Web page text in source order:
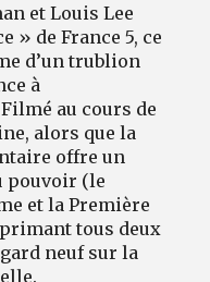
et Louis Lee
» de France 5, ce
d’un trublion
à
au cours de
alors que la
offre un
pouvoir (le
et la Première
tous deux
neuf sur la